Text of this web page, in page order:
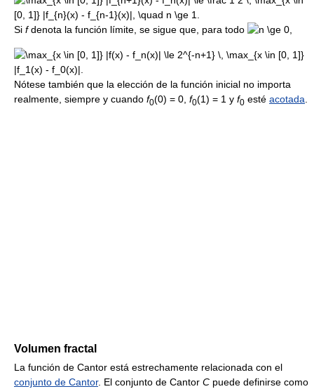
Si fdenota la función límite, se sigue que, para todo ,
Nótese también que la elección de la función inicial no importa
realmente, siempre y cuando f0(0) = 0, f0(1) = 1 y f0 esté acotada.
Volumen fractal
La función de Cantor está estrechamente relacionada con el
conjunto de Cantor. El conjunto de Cantor C puede definirse como